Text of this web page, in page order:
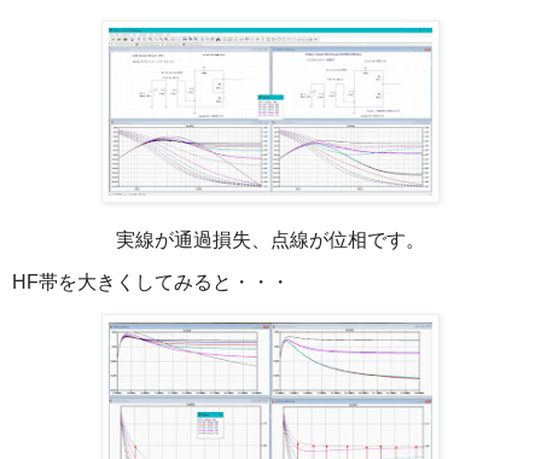
実線が通過損失、点線が位相です。
HF帯を大きくしてみると・・・